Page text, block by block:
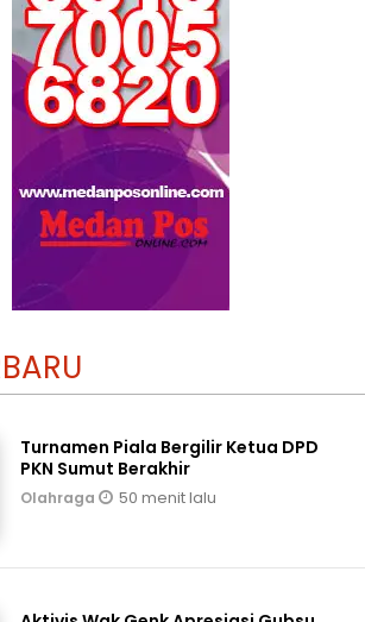
Turnamen Piala Bergilir Ketua DPD
PKN Sumut Berakhir
Olahraga 50 menit lalu